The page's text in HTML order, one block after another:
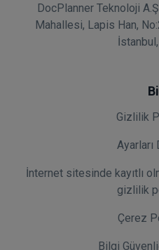
DocPlanner Teknoloji
Mahallesi, Lapis Han,
Gizlilik
Ayarları
İnternet sitesinde kayıtlı
gizlilik
Çerez
Bilgi